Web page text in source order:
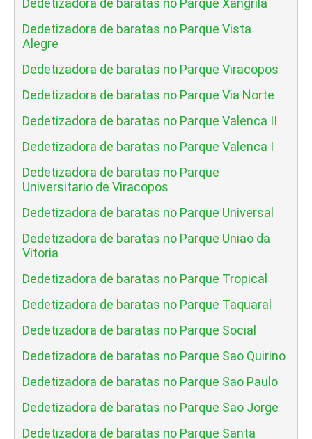
Dedetizadora de baratas no Parque Vista
Alegre
Dedetizadora de baratas no Parque Viracopos
Dedetizadora de baratas no Parque Via Norte
Dedetizadora de baratas no Parque Valenca II
Dedetizadora de baratas no Parque Valenca I
Dedetizadora de baratas no Parque
Universitario de Viracopos
Dedetizadora de baratas no Parque Universal
Dedetizadora de baratas no Parque Uniao da
Vitoria
Dedetizadora de baratas no Parque Tropical
Dedetizadora de baratas no Parque Taquaral
Dedetizadora de baratas no Parque Social
Dedetizadora de baratas no Parque Sao Quirino
Dedetizadora de baratas no Parque Sao Paulo
Dedetizadora de baratas no Parque Sao Jorge
Dedetizadora de baratas no Parque Santa